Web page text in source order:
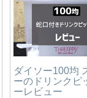
ダイソー100均
ーのドリンクピ
ーレビュー